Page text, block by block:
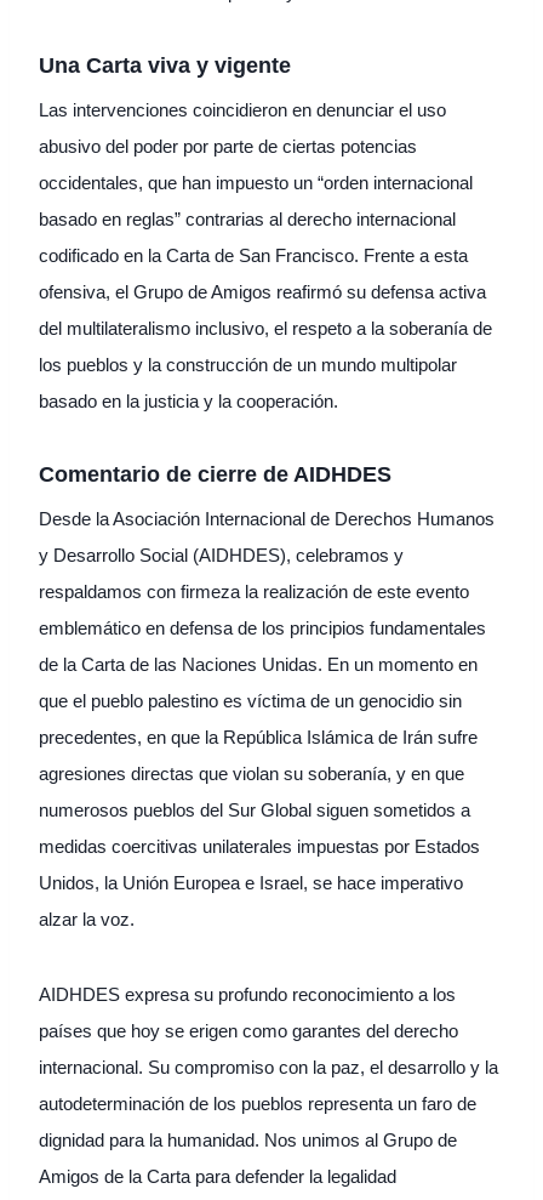
Una Carta viva y vigente
Las intervenciones coincidieron en denunciar el uso
abusivo del poder por parte de ciertas potencias
occidentales, que han impuesto un “orden internacional
basado en reglas” contrarias al derecho internacional
codificado en la Carta de San Francisco. Frente a esta
ofensiva, el Grupo de Amigos reafirmó su defensa activa
del multilateralismo inclusivo, el respeto a la soberanía de
los pueblos y la construcción de un mundo multipolar
basado en la justicia y la cooperación.
Comentario de cierre de AIDHDES
Desde la Asociación Internacional de Derechos Humanos
y Desarrollo Social (AIDHDES), celebramos y
respaldamos con firmeza la realización de este evento
emblemático en defensa de los principios fundamentales
de la Carta de las Naciones Unidas. En un momento en
que el pueblo palestino es víctima de un genocidio sin
precedentes, en que la República Islámica de Irán sufre
agresiones directas que violan su soberanía, y en que
numerosos pueblos del Sur Global siguen sometidos a
medidas coercitivas unilaterales impuestas por Estados
Unidos, la Unión Europea e Israel, se hace imperativo
alzar la voz.
AIDHDES expresa su profundo reconocimiento a los
países que hoy se erigen como garantes del derecho
internacional. Su compromiso con la paz, el desarrollo y la
autodeterminación de los pueblos representa un faro de
dignidad para la humanidad. Nos unimos al Grupo de
Amigos de la Carta para defender la legalidad